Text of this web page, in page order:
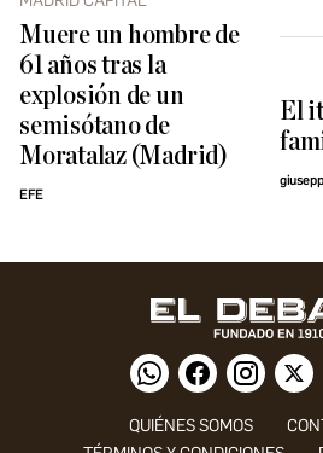
Muere un hombre de
61 años tras la
explosión de un
semisótano de
Moratalaz (Madrid)
EFE
El
QUIÉNES SOMOS